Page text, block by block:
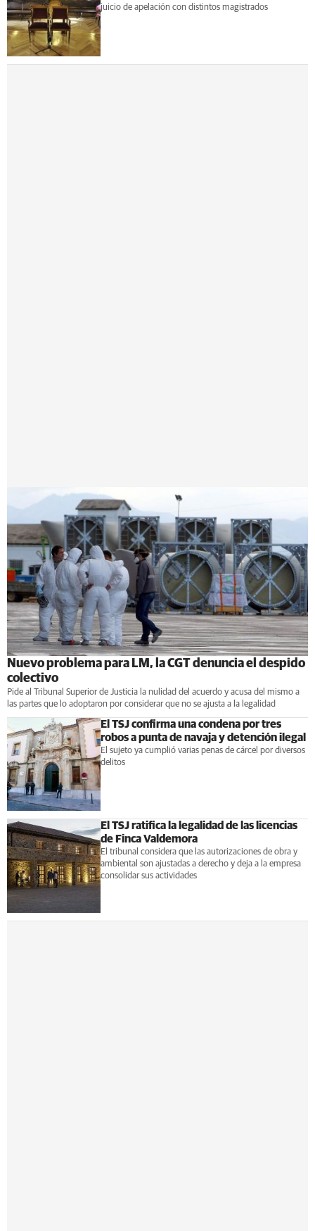
juicio de apelación con distintos magistrados
Nuevo problema para LM, la CGT denuncia el despido
colectivo
Pide al Tribunal Superior de Justicia la nulidad del acuerdo y acusa del mismo a
las partes que lo adoptaron por considerar que no se ajusta a la legalidad
El TSJ confirma una condena por tres
robos a punta de navaja y detención ilegal
El sujeto ya cumplió varias penas de cárcel por diversos
delitos
El TSJ ratifica la legalidad de las licencias
de Finca Valdemora
El tribunal considera que las autorizaciones de obra y
ambiental son ajustadas a derecho y deja a la empresa
consolidar sus actividades